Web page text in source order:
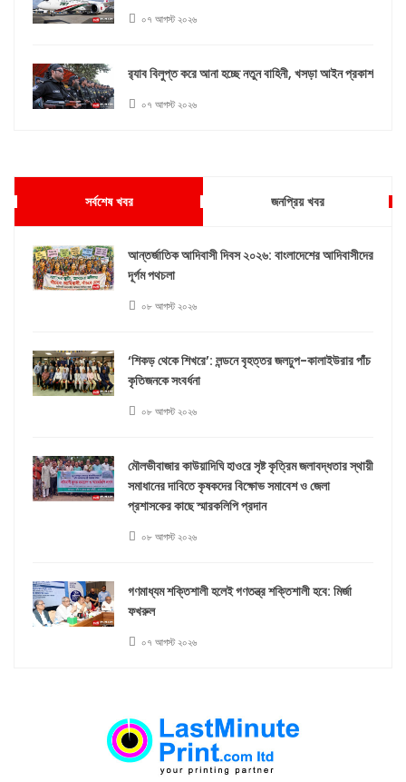
০৭ আগস্ট ২০২৬
র‍্যাব বিলুপ্ত করে আনা হচ্ছে নতুন বাহিনী, খসড়া আইন প্রকাশ
০৭ আগস্ট ২০২৬
সর্বশেষ খবর জনপ্রিয় খবর
আন্তর্জাতিক আদিবাসী দিবস ২০২৬: বাংলাদেশের আদিবাসীদের
দূর্গম পথচলা
০৮ আগস্ট ২০২৬
‘শিকড় থেকে শিখরে’: লন্ডনে বৃহত্তর জলঢুপ-কালাইউরার পাঁচ
কৃতিজনকে সংবর্ধনা
০৮ আগস্ট ২০২৬
মৌলভীবাজার কাউয়াদিঘি হাওরে সৃষ্ট কৃত্রিম জলাবদ্ধতার স্থায়ী
সমাধানের দাবিতে কৃষকদের বিক্ষোভ সমাবেশ ও জেলা
প্রশাসকের কাছে স্মারকলিপি প্রদান
০৮ আগস্ট ২০২৬
গণমাধ্যম শক্তিশালী হলেই গণতন্ত্র শক্তিশালী হবে: মির্জা
ফখরুল
০৭ আগস্ট ২০২৬